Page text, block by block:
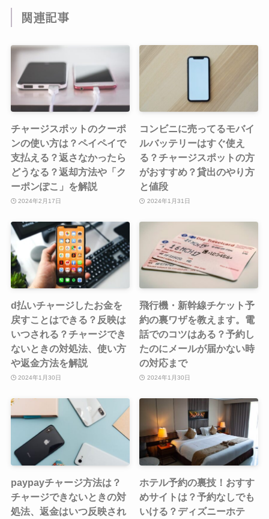
関連記事
チャージスポットのクーポ
ンの使い方は？ペイペイで
支払える？返さなかったら
どうなる？返却方法や「ク
ーポンぽこ」を解説
2024年2月17日
コンビニに売ってるモバイ
ルバッテリーはすぐ使え
る？チャージスポットの方
がおすすめ？貸出のやり方
と値段
2024年1月31日
d払いチャージしたお金を
戻すことはできる？反映は
いつされる？チャージでき
ないときの対処法、使い方
や返金方法を解説
2024年1月30日
飛行機・新幹線チケット予
約の裏ワザを教えます。電
話でのコツはある？予約し
たのにメールが届かない時
の対応まで
2024年1月30日
paypayチャージ方法は？
チャージできないときの対
処法、返金はいつ反映され
ホテル予約の裏技！おすす
めサイトは？予約なしでも
いける？ディズニーホテ